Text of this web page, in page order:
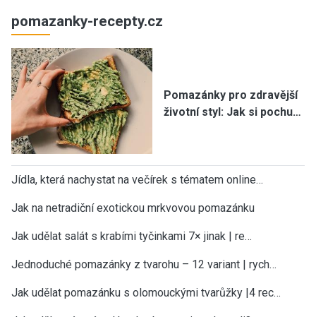
pomazanky-recepty.cz
Pomazánky pro zdravější
životní styl: Jak si pochu…
Jídla, která nachystat na večírek s tématem online…
Jak na netradiční exotickou mrkvovou pomazánku
Jak udělat salát s krabími tyčinkami 7× jinak | re…
Jednoduché pomazánky z tvarohu – 12 variant | rych…
Jak udělat pomazánku s olomouckými tvarůžky |4 rec…